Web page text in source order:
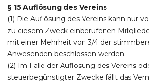
§ 15 Auflösung des Vereins
(1) Die Auflösung des Vereins kann nur
zu diesem Zweck einberufenen
mit einer Mehrheit von 3/4 der
Anwesenden beschlossen werden.
(2) Im Falle der Auflösung des Vereins
steuerbegünstigter Zwecke fällt das